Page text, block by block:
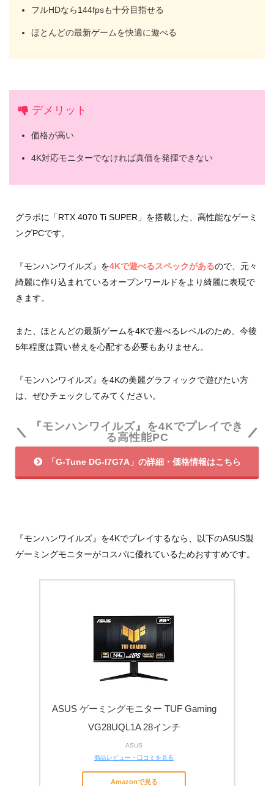
フルHDなら144fpsも十分目指せる
ほとんどの最新ゲームを快適に遊べる
デメリット
価格が高い
4K対応モニターでなければ真価を発揮できない
グラボに「RTX 4070 Ti SUPER」を搭載した、高性能なゲーミ
ングPCです。
『モンハンワイルズ』を4Kで遊べるスペックがあるので、元々
綺麗に作り込まれているオープンワールドをより綺麗に表現で
きます。
また、ほとんどの最新ゲームを4Kで遊べるレベルのため、今後
5年程度は買い替えを心配する必要もありません。
『モンハンワイルズ』を4Kの美麗グラフィックで遊びたい方
は、ぜひチェックしてみてください。
『モンハンワイルズ』を4Kでプレイでき
る高性能PC
「G-Tune DG-I7G7A」の詳細・価格情報はこちら
『モンハンワイルズ』を4Kでプレイするなら、以下のASUS製
ゲーミングモニターがコスパに優れているためおすすめです。
ASUS ゲーミングモニター TUF Gaming
VG28UQL1A 28インチ
ASUS
商品レビュー・口コミを見る
Amazonで見る